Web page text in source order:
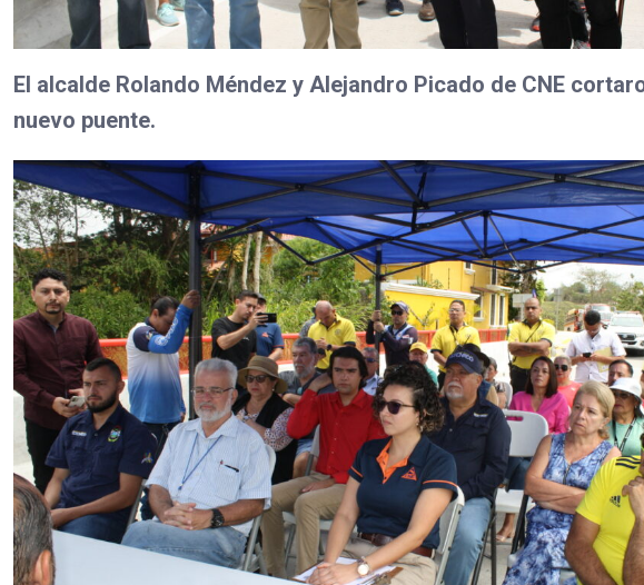
El alcalde Rolando Méndez y Alejandro Picado de CNE
nuevo puente.